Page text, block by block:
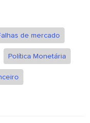
de mercado
Política Monetária